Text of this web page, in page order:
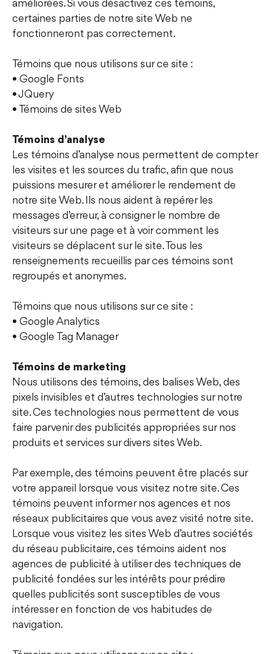
améliorées. Si vous désactivez ces témoins,
certaines parties de notre site Web ne
fonctionneront pas correctement.
Témoins que nous utilisons sur ce site :
• Google Fonts
• JQuery
• Témoins de sites Web
Témoins d’analyse
Les témoins d’analyse nous permettent de compter
les visites et les sources du trafic, afin que nous
puissions mesurer et améliorer le rendement de
notre site Web. Ils nous aident à repérer les
messages d’erreur, à consigner le nombre de
visiteurs sur une page et à voir comment les
visiteurs se déplacent sur le site. Tous les
renseignements recueillis par ces témoins sont
regroupés et anonymes.
Témoins que nous utilisons sur ce site :
• Google Analytics
• Google Tag Manager
Témoins de marketing
Nous utilisons des témoins, des balises Web, des
pixels invisibles et d’autres technologies sur notre
site. Ces technologies nous permettent de vous
faire parvenir des publicités appropriées sur nos
produits et services sur divers sites Web.
Par exemple, des témoins peuvent être placés sur
votre appareil lorsque vous visitez notre site. Ces
témoins peuvent informer nos agences et nos
réseaux publicitaires que vous avez visité notre site.
Lorsque vous visitez les sites Web d’autres sociétés
du réseau publicitaire, ces témoins aident nos
agences de publicité à utiliser des techniques de
publicité fondées sur les intérêts pour prédire
quelles publicités sont susceptibles de vous
intéresser en fonction de vos habitudes de
navigation.